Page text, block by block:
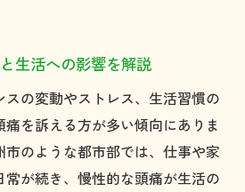
生活への影響を解説
の変動やストレス、生活習慣の
を訴える方が多い傾向にありま
のような都市部では、仕事や家
が続き、慢性的な頭痛が生活の